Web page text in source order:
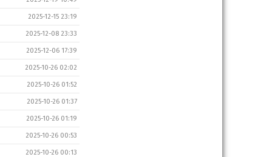
2025-12-15 23:19
2025-12-08 23:33
2025-12-06 17:39
2025-10-26 02:02
2025-10-26 01:52
2025-10-26 01:37
2025-10-26 01:19
2025-10-26 00:53
2025-10-26 00:13